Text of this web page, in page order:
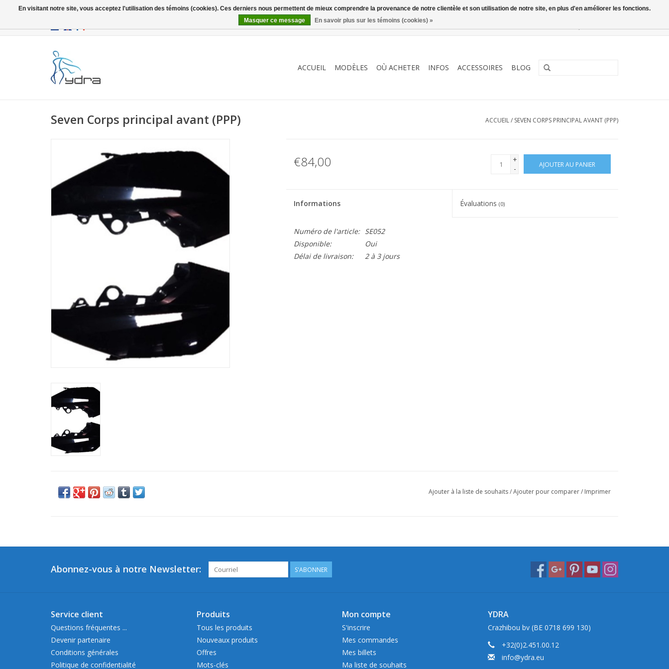
ACCUEIL MODÈLES OÙ ACHETER INFOS ACCESSOIRES BLOG
Seven Corps principal avant (PPP) ACCUEIL/ SEVEN CORPS PRINCIPAL AVANT (PPP)
€84,00
+
-
AJOUTER AU PANIER
Informations Évaluations(0)
Numéro de l'article:
SE052
Disponible:
Oui
Délai de livraison:
2 à 3 jours
Ajouter à la liste de souhaits/Ajouter pour comparer/ Imprimer
Abonnez-vous à notre Newsletter: S'ABONNER
Service client
Questions fréquentes ...
Devenir partenaire
Conditions générales
Politique de confidentialité
Produits
Tous les produits
Nouveaux produits
Offres
Mots-clés
Mon compte
S'inscrire
Mes commandes
Mes billets
Ma liste de souhaits
YDRA
Crazhibou bv (BE 0718 699 130)
+32(0)2.451.00.12
info@ydra.eu
En visitant notre site, vous acceptez l'utilisation des témoins (cookies). Ces derniers nous permettent de mieux comprendre la provenance de notre clientèle et son utilisation de notre site, en plus d'en améliorer les fonctions.
Masquer ce message
En savoir plus sur les témoins (cookies) »